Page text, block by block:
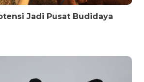
Jadi Pusat Budidaya